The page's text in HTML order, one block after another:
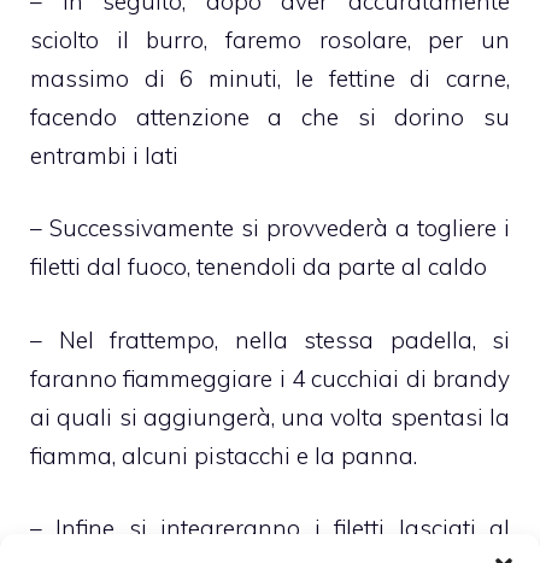
sciolto il burro, faremo rosolare, per un
massimo di 6 minuti, le fettine di carne,
facendo attenzione a che si dorino su
entrambi i lati
– Successivamente si provvederà a togliere i
filetti dal fuoco, tenendoli da parte al caldo
– Nel frattempo, nella stessa padella, si
faranno fiammeggiare i 4 cucchiai di brandy
ai quali si aggiungerà, una volta spentasi la
fiamma, alcuni pistacchi e la panna.
– Infine si integreranno i filetti lasciati al